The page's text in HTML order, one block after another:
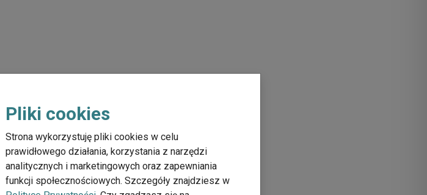
Pliki cookies
Strona wykorzystuję pliki cookies w celu
prawidłowego działania, korzystania z narzędzi
analitycznych i marketingowych oraz zapewniania
funkcji społecznościowych. Szczegóły znajdziesz w